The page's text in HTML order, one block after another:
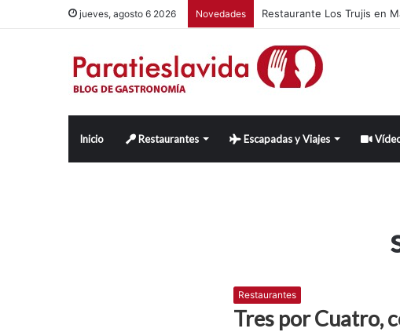
jueves, agosto 6 2026 Novedades Restaurante Los Trujis en
Inicio Restaurantes Escapadas y Viajes
Restaurantes
Tres por Cuatro,